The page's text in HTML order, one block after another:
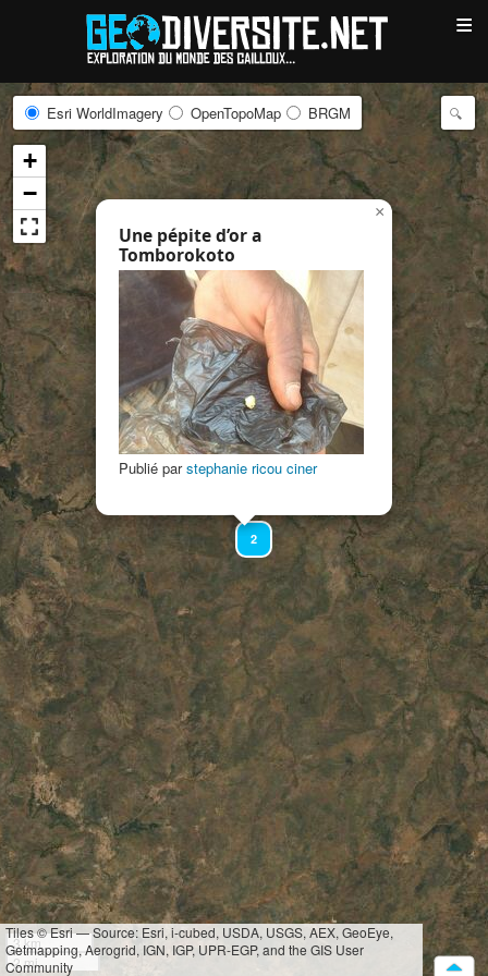
≡
2
Une pépite d’or a
Tomborokoto
Publié parstephanie ricou ciner
×
Esri WorldImagery OpenTopoMap BRGM
+
−
3 km
2 mi
Tiles © Esri — Source: Esri, i-cubed, USDA, USGS, AEX, GeoEye,
Getmapping, Aerogrid, IGN, IGP, UPR-EGP, and the GIS User
Community